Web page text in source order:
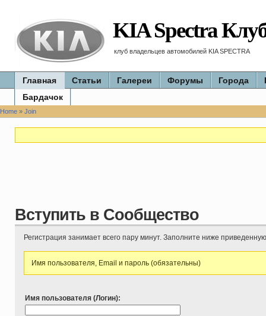
KIA Spectra
клуб владельцев автомобилей KIA SPECTRA
Главная Статьи Галереи Форумы Города
Бардачок
Home » Join
Вступить в Сообщество
Регистрация занимает всего пару минут. Заполните ниже
Имя пользователя, Email и пароль (обязательны)
Имя пользователя (Логин):